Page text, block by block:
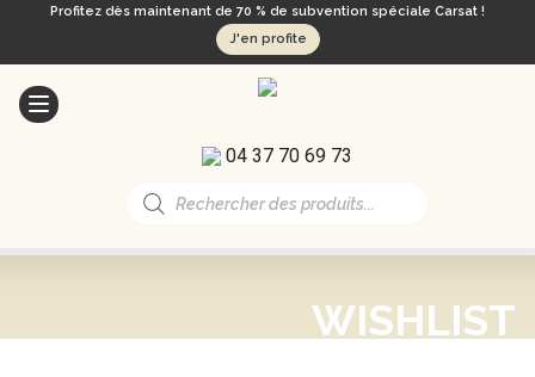
Profitez dès maintenant de 70 % de subvention spéciale Carsat !
J'en profite
04 37 70 69 73
Recherche
de
WISHLIST